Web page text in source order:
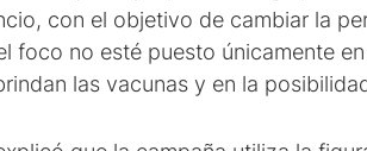
con el objetivo de cambiar la
foco no esté puesto únicamente
las vacunas y en la